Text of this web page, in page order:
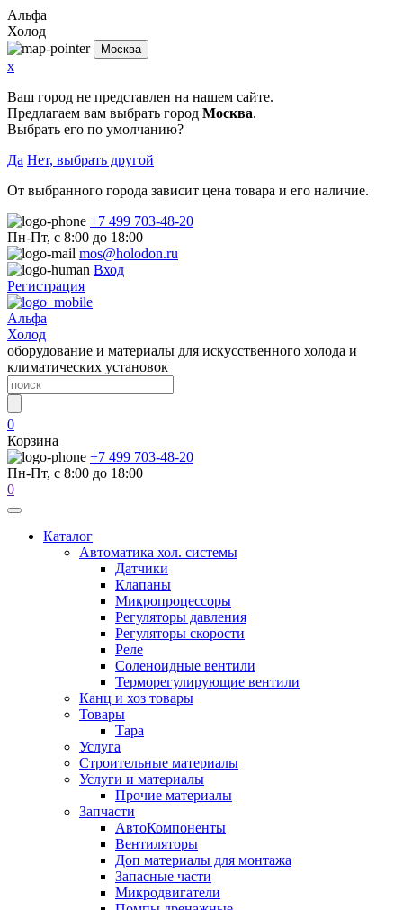
Альфа
Холод
Москва
x
Ваш город не представлен на нашем сайте.
Предлагаем вам выбрать город Москва.
Выбрать его по умолчанию?
Да Нет, выбрать другой
От выбранного города зависит цена товара и его наличие.
+7 499 703-48-20
Пн-Пт, с 8:00 до 18:00
mos@holodon.ru
Вход
Регистрация
Альфа
Холод
оборудование и материалы для искусственного холода и
климатических установок
0
Корзина
+7 499 703-48-20
Пн-Пт, с 8:00 до 18:00
0
Каталог
Автоматика хол. системы
Датчики
Клапаны
Микропроцессоры
Регуляторы давления
Регуляторы скорости
Реле
Соленоидные вентили
Терморегулирующие вентили
Канц и хоз товары
Товары
Тара
Услуга
Строительные материалы
Услуги и материалы
Прочие материалы
Запчасти
АвтоКомпоненты
Вентиляторы
Доп материалы для монтажа
Запасные части
Микродвигатели